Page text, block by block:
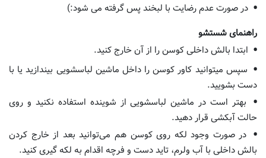
در صورت عدم رضایت با لبخند پس گرفته می شود:)
راهنمای شستشو
ابتدا بالش داخلی کوسن را از آن خارج کنید.
سپس میتوانید کاور کوسن را داخل ماشین لباسشویی بیندازید یا با
دست بشویید.
بهتر است در ماشین لباسشویی از شوینده استفاده نکنید و روی
حالت آبکشی قرار دهید.
در صورت وجود لکه روی کوسن هم می‌توانید بعد از خارج کردن
بالش داخلی با آب ولرم، تاید دست و فرچه اقدام به لکه گیری کنید.